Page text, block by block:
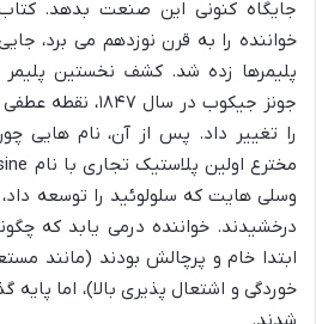
جایگاه کنونی این صنعت بدهد.
خواننده را به قرن نوزدهم می برد،
پلیمرها زده شد. کشف نخستین
جونز جیکوب در
را تغییر داد. پس از آن، نام هایی
وسلی هایت که سلولوئید را توسعه
درخشیدند. خواننده درمی یابد که
خوردگی و اشتعال پذیری بالا)، اما